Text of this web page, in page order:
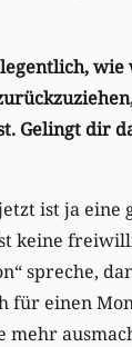
Gelingt dir
ist ja eine
keine
spreche,
für einen
mehr